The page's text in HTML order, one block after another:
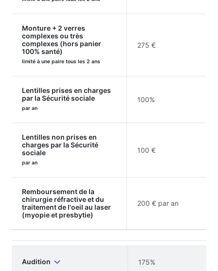
Monture + 2 verres
complexes ou très
complexes (hors panier
100% santé)
limité à une paire tous les 2 ans
275 €
Lentilles prises en charges
par la Sécurité sociale
par an
100%
Lentilles non prises en
charges par la Sécurité
sociale
par an
100 €
Remboursement de la
chirurgie réfractive et du
traitement de l'oeil au laser
(myopie et presbytie)
200 € par an
Audition 175%